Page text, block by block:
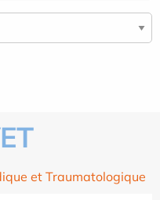
et Traumatologique